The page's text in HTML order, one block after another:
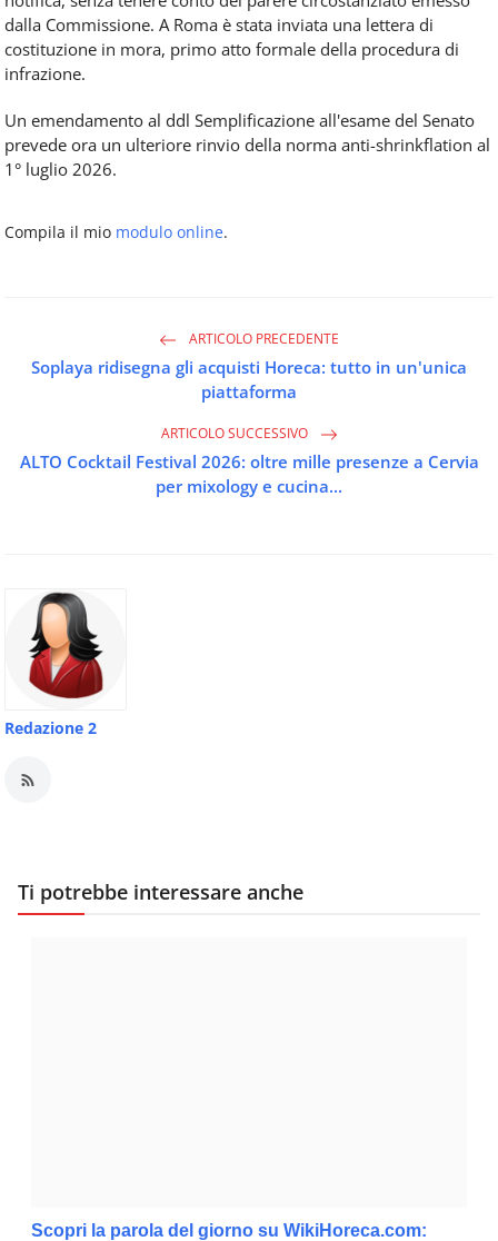
dalla Commissione. A Roma è stata inviata una lettera di
costituzione in mora, primo atto formale della procedura di
infrazione.
Un emendamento al ddl Semplificazione all'esame del Senato
prevede ora un ulteriore rinvio della norma anti-shrinkflation al
1° luglio 2026.
Compila il mio modulo online.
ARTICOLO PRECEDENTE
Soplaya ridisegna gli acquisti Horeca: tutto in un'unica
piattaforma
ARTICOLO SUCCESSIVO
ALTO Cocktail Festival 2026: oltre mille presenze a Cervia
per mixology e cucina...
Redazione 2
Ti potrebbe interessare anche
Scopri la parola del giorno su WikiHoreca.com: